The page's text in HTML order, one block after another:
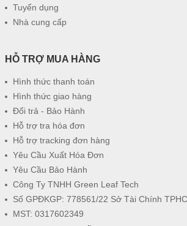
Tuyển dụng
Nhà cung cấp
HỖ TRỢ MUA HÀNG
Hình thức thanh toán
Hình thức giao hàng
Đổi trả - Bảo Hành
Hỗ trợ tra hóa đơn
Hỗ trợ tracking đơn hàng
Yêu Cầu Xuất Hóa Đơn
Yêu Cầu Bảo Hành
Công Ty TNHH Green Leaf Tech
Số GPĐKGP: 778561/22 Sở Tài Chính
MST: 0317602349